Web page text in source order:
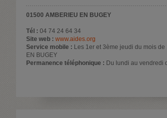
01500 AMBERIEU EN BUGEY
Tél : 04 74 24 64 34
Site web : www.aides.org
Service mobile : Les 1er et 3ème jeudi du mois
EN BUGEY
Permanence téléphonique : Du lundi au vendredi